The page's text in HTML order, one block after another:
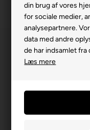
din brug af vores
for sociale medier,
analysepartnere.
data med andre
de har indsamlet
Læs mere